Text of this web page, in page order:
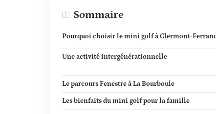
Sommaire
Pourquoi choisir le mini golf à Clermont-
Une activité intergénérationnelle
Le parcours Fenestre à La Bourboule
Les bienfaits du mini golf pour la famille